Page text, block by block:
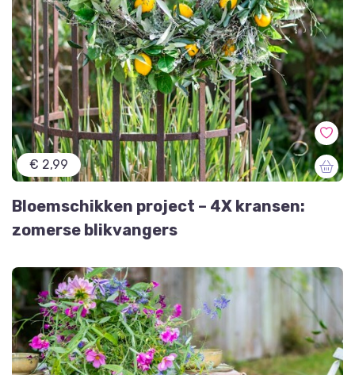
€ 2,99
Bloemschikken project – 4X kransen:
zomerse blikvangers